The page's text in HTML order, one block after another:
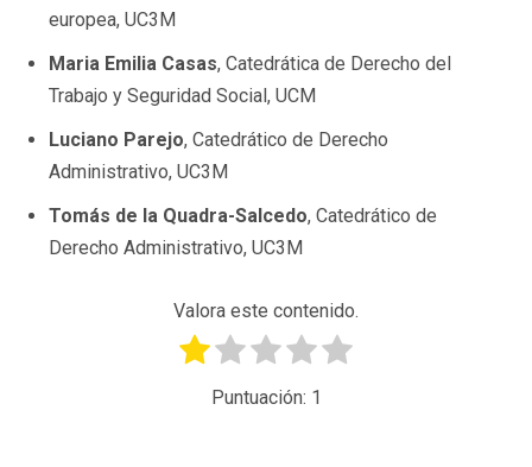
europea, UC3M
Maria Emilia Casas, Catedrática de Derecho del
Trabajo y Seguridad Social, UCM
Luciano Parejo, Catedrático de Derecho
Administrativo, UC3M
Tomás de la Quadra-Salcedo, Catedrático de
Derecho Administrativo, UC3M
Valora este contenido.
Puntuación: 1